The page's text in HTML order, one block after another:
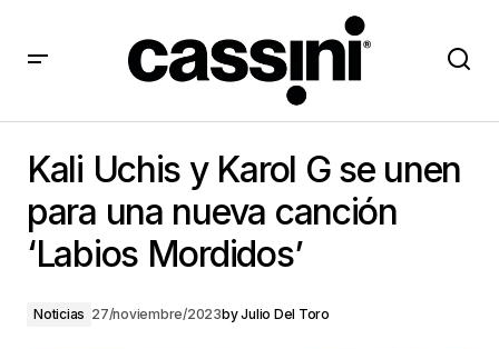
‘Labios Mordidos’
Kali Uchis y Karol G se unen
para una nueva canción
‘Labios Mordidos’
Noticias 27/noviembre/2023byJulio Del Toro